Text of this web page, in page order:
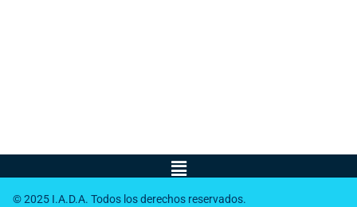
Menú
© 2025 I.A.D.A. Todos los derechos reservados.